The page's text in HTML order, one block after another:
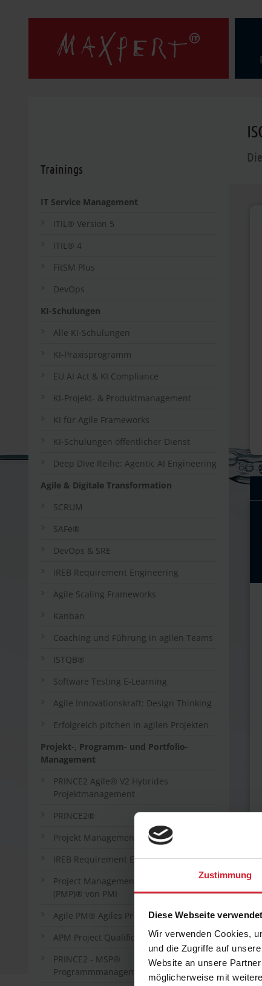
Zustimmung
Diese Webseite
Wir verwenden Cookies,
und die Zugriffe auf
Website an unsere
möglicherweise mit
Trainings
IT Service Management
ITIL® Version 5
ITIL® 4
FitSM Plus
DevOps
KI-Schulungen
Alle KI-Schulungen
KI-Praxisprogramm
EU AI Act & KI Compliance
KI-Projekt- & Produktmanagement
KI für Agile Frameworks
KI-Schulungen öffentlicher Dienst
Deep Dive Reihe: Agentic AI Engineering
Agile & Digitale Transformation
SCRUM
SAFe®
DevOps & SRE
IREB Requirement Engineering
Agile Scaling Frameworks
Kanban
Coaching und Führung in agilen Teams
ISTQB®
Software Testing E-Learning
Agile Innovationskraft: Design Thinking
Erfolgreich pitchen in agilen Projekten
Projekt-, Programm- und Portfolio-
Management
PRINCE2 Agile® V2 Hybrides
Projektmanagement
PRINCE2®
Projekt Management in practice
IREB Requirement Engineering
Project Management Professional
(PMP)® von PMI
Agile PM® Agiles Projektmanagement
APM Project Qualification
PRINCE2 - MSP®
Programmmanagement